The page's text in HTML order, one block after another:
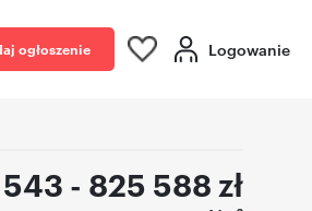
ogłoszenie Logowanie
- 825 588 zł